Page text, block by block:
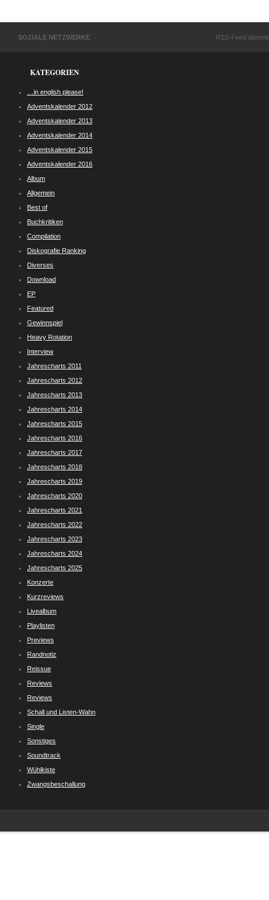
SOZIALE NETZWERKE RSS-Feed
KATEGORIEN
…in english please!
Adventskalender 2012
Adventskalender 2013
Adventskalender 2014
Adventskalender 2015
Adventskalender 2016
Album
Allgemein
Best of
Buchkritiken
Compilation
Diskografie Ranking
Diverses
Download
EP
Featured
Gewinnspiel
Heavy Rotation
Interview
Jahrescharts 2011
Jahrescharts 2012
Jahrescharts 2013
Jahrescharts 2014
Jahrescharts 2015
Jahrescharts 2016
Jahrescharts 2017
Jahrescharts 2018
Jahrescharts 2019
Jahrescharts 2020
Jahrescharts 2021
Jahrescharts 2022
Jahrescharts 2023
Jahrescharts 2024
Jahrescharts 2025
Konzerte
Kurzreviews
Livealbum
Playlisten
Previews
Randnotiz
Reissue
Reviews
Reviews
Schall und Listen-Wahn
Single
Sonstiges
Soundtrack
Wühlkiste
Zwangsbeschallung